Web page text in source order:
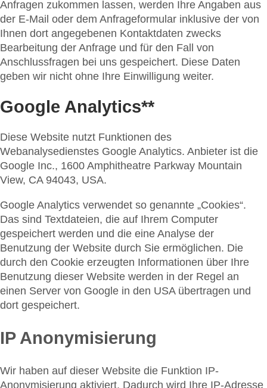
Anfragen zukommen lassen, werden Ihre Angaben aus
der E-Mail oder dem Anfrageformular inklusive der von
Ihnen dort angegebenen Kontaktdaten zwecks
Bearbeitung der Anfrage und für den Fall von
Anschlussfragen bei uns gespeichert. Diese Daten
geben wir nicht ohne Ihre Einwilligung weiter.
Google Analytics**
Diese Website nutzt Funktionen des
Webanalysedienstes Google Analytics. Anbieter ist die
Google Inc., 1600 Amphitheatre Parkway Mountain
View, CA 94043, USA.
Google Analytics verwendet so genannte „Cookies“.
Das sind Textdateien, die auf Ihrem Computer
gespeichert werden und die eine Analyse der
Benutzung der Website durch Sie ermöglichen. Die
durch den Cookie erzeugten Informationen über Ihre
Benutzung dieser Website werden in der Regel an
einen Server von Google in den USA übertragen und
dort gespeichert.
IP Anonymisierung
Wir haben auf dieser Website die Funktion IP-
Anonymisierung aktiviert. Dadurch wird Ihre IP-Adresse